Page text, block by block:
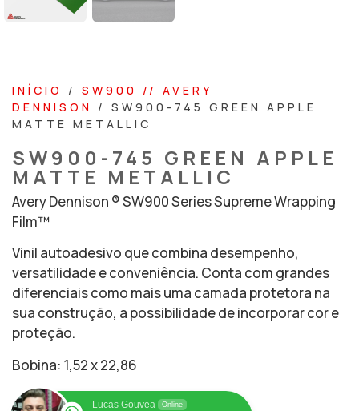
INÍCIO / SW900 // AVERY
DENNISON
/ SW900-745 GREEN APPLE
MATTE METALLIC
SW900-745 GREEN APPLE
MATTE METALLIC
Avery Dennison ® SW900 Series Supreme Wrapping
Film™
Vinil autoadesivo que combina desempenho,
versatilidade e conveniência. Conta com grandes
diferenciais como mais uma camada protetora na
sua construção, a possibilidade de incorporar cor e
proteção.
Bobina: 1,52 x 22,86
Lucas Gouvea Online